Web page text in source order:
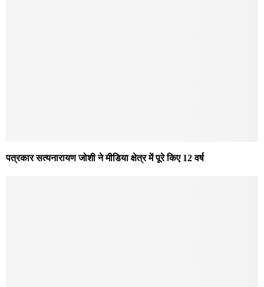
पत्रकार सत्यनारायण जोशी ने मीडिया क्षेत्र में पूरे किए 12 वर्ष